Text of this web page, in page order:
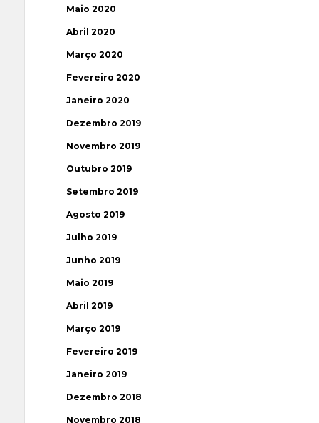
Maio 2020
Abril 2020
Março 2020
Fevereiro 2020
Janeiro 2020
Dezembro 2019
Novembro 2019
Outubro 2019
Setembro 2019
Agosto 2019
Julho 2019
Junho 2019
Maio 2019
Abril 2019
Março 2019
Fevereiro 2019
Janeiro 2019
Dezembro 2018
Novembro 2018